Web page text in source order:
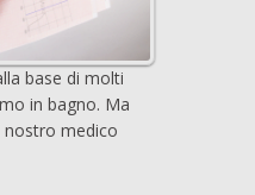
base di molti
in bagno. Ma
nostro medico